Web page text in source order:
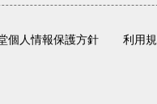
個人情報保護方針 利用